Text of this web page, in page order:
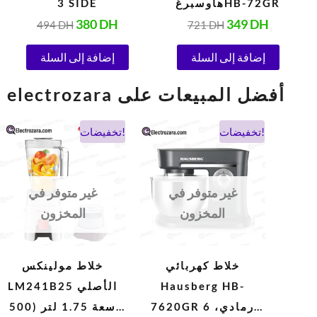
3 SIDE
494DH 380DH
إضافة إلى السلة
هاوسبرغHB-72GR
721DH 349DH
إضافة إلى السلة
electrozara أفضل المبيعات على
تخفيضات!
غير متوفر في
المخزون
خلاط مولينكس
LM241B25 الأصلي
سعة 1.75 لتر (500
السعر
الأصلي
هو:
السعر
الحالي
تخفيضات!
غير متوفر في
المخزون
خلاط كهربائي
Hausberg HB-
7620GR رمادي، 6
السعر
الأصلي
هو:
1.038 DH.
السعر
الحالي
هو: